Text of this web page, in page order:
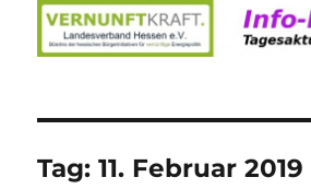
Tag:11. Februar 2019